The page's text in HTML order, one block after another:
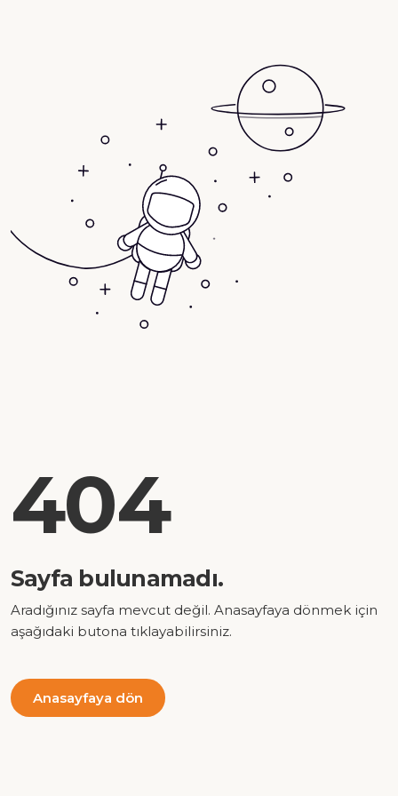
404
Sayfa bulunamadı.
Aradığınız sayfa mevcut değil. Anasayfaya dönmek için
aşağıdaki butona tıklayabilirsiniz.
Anasayfaya dön